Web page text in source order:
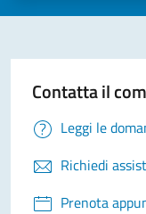
Contatta il
Leggi le
Richiedi
Prenota